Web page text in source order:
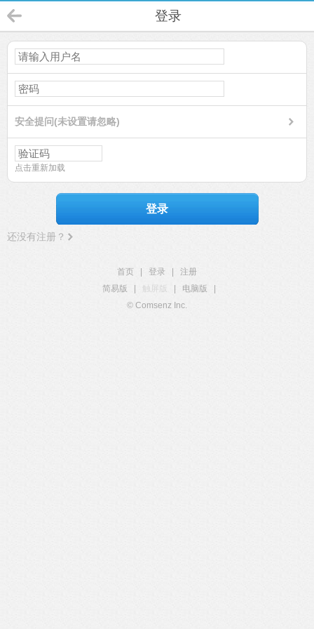
登录
安全提问(未设置请忽略)
点击重新加载
登录
还没有注册？
首页 登录
注册
简易版
触屏版 电脑版
© Comsenz Inc.